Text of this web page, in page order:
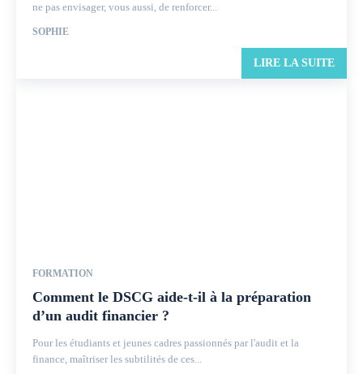
ne pas envisager, vous aussi, de renforcer...
SOPHIE
LIRE LA SUITE
FORMATION
Comment le DSCG aide-t-il à la préparation
d’un audit financier ?
Pour les étudiants et jeunes cadres passionnés par l'audit et la
finance, maîtriser les subtilités de ces...